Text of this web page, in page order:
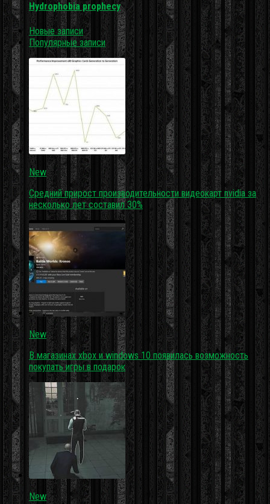
Hydrophobia prophecy
Новые записи
Популярные записи
New
Средний прирост производительности видеокарт nvidia за
несколько лет составил 30%
New
В магазинах xbox и windows 10 появилась возможность
покупать игры в подарок
New